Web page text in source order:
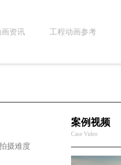
资讯 工程动画参考
摄难度
案例视频
Case Video